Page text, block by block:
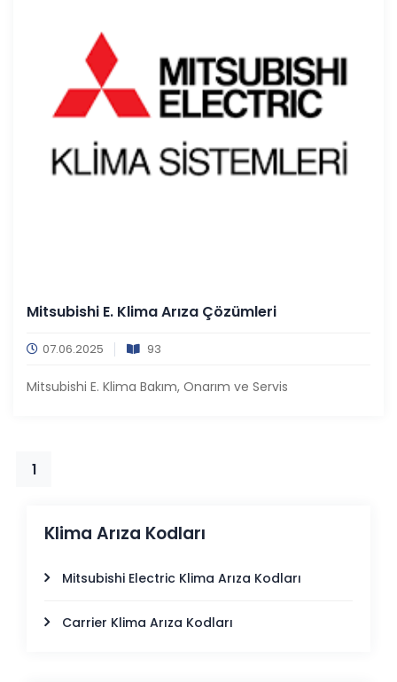
Mitsubishi E. Klima Arıza Çözümleri
07.06.2025 93
Mitsubishi E. Klima Bakım, Onarım ve Servis
1
Klima Arıza Kodları
Mitsubishi Electric Klima Arıza Kodları
Carrier Klima Arıza Kodları